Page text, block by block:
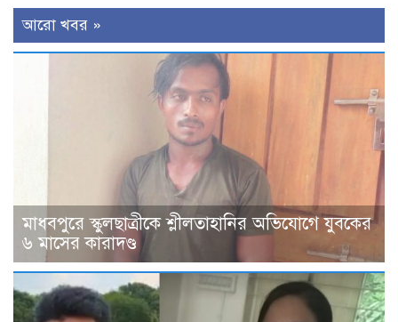
আরো খবর »
মাধবপুরে স্কুলছাত্রীকে শ্লীলতাহানির অভিযোগে যুবকের
৬ মাসের কারাদণ্ড